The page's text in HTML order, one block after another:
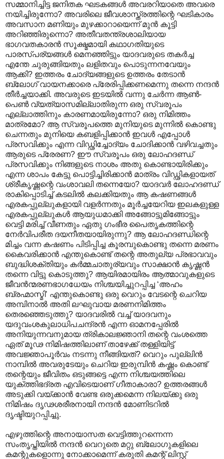
സമ്മാനിച്ചിട്ട ജനിതക ഘടകങ്ങള്‍ അവരറിയാതെ അവരെ
നയിച്ചിരുന്നോ? അവരിലെ ജീവശാസ്ത്രത്തിന്റെ ഘടികാരം
അവസാന മണിയും മുഴക്കാറായെന്ന് മുന്‍ കൂട്ടി
അറിഞ്ഞിരുന്നൊ? അതീവതന്ത്രശാലിയായ
ഭാഗവതകാരന്‍ സൂക്ഷ്മമായി കഥാഗതിയുടെ
പാരസ്പര്യങ്ങള്‍ മെനഞ്ഞിട്ടും യാദവരുടെ തകര്‍ച്ച
എന്തേ ചുരുങ്ങിയതും ലളിതവും പൊടുന്നനവേയും
ആക്കി? ഇത്തരം ചോദ്യങ്ങളുടെ ഉത്തരം തേടാന്‍
ബ്ലോഗ് വായനക്കാരെ പ്രേരിപ്പിക്കണമെന്നു തന്നെ നന്ദന്‍
തീര്‍ച്ചയാക്കി. അവരുടെ ഇടയില്‍ വന്നു ചേര്‍ന്ന ആണ്‍-
പെണ്‍ വ്യത്യാസമില്ലാതിരുന്ന ഒരു സ്വരൂപം
എല്ലാത്തിനും കാരണമായിരുന്നോ? ഒരു നിമിത്തം
മാത്രമോ? ആ സ്വരൂപത്തെ മുനിയുടെ മുന്നില്‍ കൊണ്ടു
ചെന്നതും മുനിയെ കബളിപ്പിക്കാന്‍ ഇവള്‍ എപ്പോള്‍
പ്രസവിക്കും എന്ന വിഡ്ഢിച്ചോദ്യം ചോദിക്കാന്‍ വഴിവച്ചതും
ആരുടെ പ്രേരണ? ഈ സ്വരൂപം ഒരു ലോഹദണ്ഡ്
പ്രസവിക്കും നിങ്ങളുടെ നാശം അതു കൊണ്ടായിരിക്കും
എന്ന ശാപം കേട്ടു പൊട്ടിച്ചിരിക്കാന്‍ മാത്രം വിഡ്ഢികളായത്
ശ്രീകൃഷ്ണന്റെ വംശാവലി തന്നെയോ? യാദവര്‍ ലോഹദണ്ഡ്
രാകിപ്പൊടിച്ച് കടലില്‍ കലക്കിയതും ആ കഷണങ്ങള്‍‍
എരകപ്പുല്ലുകളായി വളര്‍ന്നതും മൂര്‍ച്ചയേറിയ ഇലകളുള്ള
എരകപ്പുല്ലുകള്‍ ആയുധമാക്കി അങ്ങോട്ടുമിങ്ങോട്ടും
വെട്ടി മരിച്ച് വീണതും ഏതു ഗംഭീര പൈതൃകത്തിന്റെ
നേര്‍വിപരീത ദയനീതയായിരുന്നു? ആ ലോഹദണ്ഡിന്റെ
മിച്ചം വന്ന കഷണം പിടിപ്പിച്ച കൂരമ്പുകൊണ്ടു തന്നെ മരണം
കൈവരിക്കാന്‍ എന്തുകൊണ്ട് തന്റെ അതുല്യ പ്രഭാവവും
ബുദ്ധിശക്തിയും കര്‍മ്മചാതുര്യവും സാക്ഷാന്‍ കൃഷ്ണന്‍
തന്നെ വിട്ടു കൊടുത്തു? ആയിരമായിരം ആത്മാവുകളുടെ
ജീവന്‍ന്മരണഭാഗധേയം നിശ്ചയിച്ചുറപ്പിച്ച ‘അഹം
ബ്രഹ്മാസ്മി’‍ എന്തുകൊണ്ടു ഒരു വെറും വേടന്റെ ചെറിയ
അമ്പിനാല്‍ അതി ലഘുവായ മരണനിമിത്തം
തെരഞ്ഞെടുത്തു? യാദവരില്‍ വച്ച് യാദവനും
യദുവംശകുലാധിപചന്ദ്രന്‍ എന്ന ഓമനപ്പേരില്‍
അനിയുന്നവനുമായ ത്രികാലജ്ഞാനി തന്റെ വംശത്തെ
ഏത് മൂഢ നിമിഷത്തിലാണ് താഴേക്ക് തള്ളിയിട്ട്
അവജ്ഞാപൂര്‍വം നടന്നു നീങ്ങിയത്? വെറും പുല്ലിന്‍‍
നാമ്പില്‍ ‍അവരുടേയും ചെറിയ ഇരുമ്പിന്‍ കഷ്ണം കൊണ്ട്
തന്റെയും ജീവിതം ഒടുങ്ങട്ടെ എന്ന നിശ്ചയത്തിലെ
യുക്ത്തിഭദ്രത എവിടെയാണ് ഗീതാകാരാ? ഉത്തരങ്ങള്‍
അടുക്കി വയ്ക്കാന്‍ വേണ്ട ഒരുക്കമെന്ന നിലയ്ക്കു ഒരു
നിമിഷം ദൃഢശരീരനായി നന്ദന്‍ മോണിടറില്‍
ദൃഷ്ടിയുറപ്പിച്ചു.
എഴുത്തിന്റെ അനായാസത വെട്ടിത്തുറന്നെന്ന
സംതൃപ്തിയില്‍ നന്ദന്‍ വെറുതെ മറ്റു ബ്ലോഗുകളിലെ
കമന്റുകളൊന്നു നോക്കാമെന്ന് കരുതി കമന്റ് ലിസ്റ്റ്